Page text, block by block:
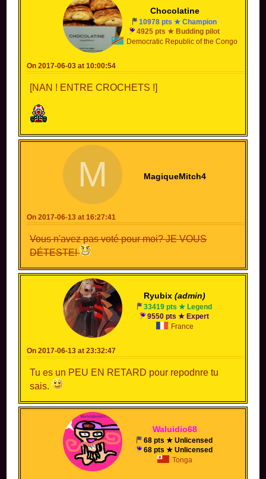
Chocolatine
10978 pts ★ Champion
4925 pts ★ Budding pilot
Democratic Republic of the Congo
On 2017-06-03 at 10:00:54
[NAN ! ENTRE CROCHETS !]
MagiqueMitch4
M
On 2017-06-13 at 16:27:41
Vous n'avez pas voté pour moi? JE VOUS
DÉTESTE!
Ryubix (admin)
33419 pts ★ Legend
9550 pts ★ Expert
France
On 2017-06-13 at 23:32:47
Tu es un PEU EN RETARD pour repodnre tu
sais.
Waluidio68
68 pts ★ Unlicensed
68 pts ★ Unlicensed
Tonga